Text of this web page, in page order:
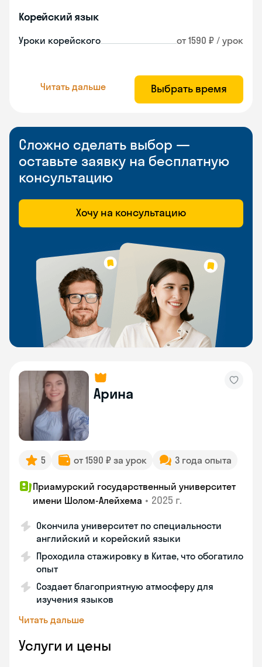
Корейский язык
Уроки корейского от 1590 ₽ / урок
Читать дальше Выбрать время
Сложно сделать выбор —
оставьте заявку на бесплатную
консультацию
Хочу на консультацию
Арина
5 от 1590 ₽ за урок 3 года опыта
Приамурский государственный университет
имени Шолом-Алейхема • 2025 г.
Окончила университет по специальности
английский и корейский языки
Проходила стажировку в Китае, что обогатило
опыт
Создает благоприятную атмосферу для
изучения языков
Читать дальше
Услуги и цены